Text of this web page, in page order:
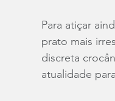
Para atiçar
prato mais
discreta
atualidade